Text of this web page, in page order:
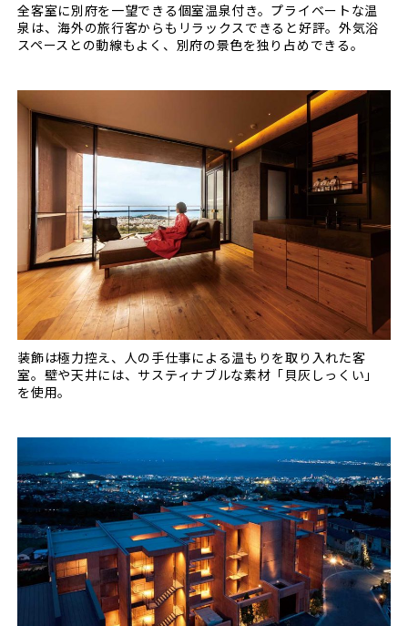
全客室に別府を一望できる個室温泉付き。プライベートな温
泉は、海外の旅行客からもリラックスできると好評。外気浴
スペースとの動線もよく、別府の景色を独り占めできる。
装飾は極力控え、人の手仕事による温もりを取り入れた客
室。壁や天井には、サスティナブルな素材「貝灰しっくい」
を使用。